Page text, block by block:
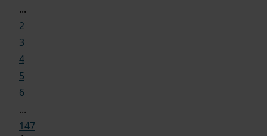
...
2
3
4
5
6
...
147